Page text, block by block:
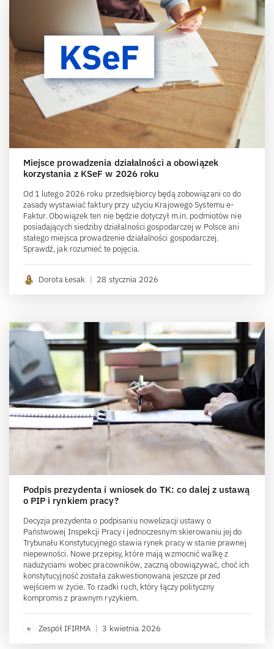
Miejsce prowadzenia działalności a obowiązek
korzystania z KSeF w 2026 roku
Od 1 lutego 2026 roku przedsiębiorcy będą zobowiązani co do
zasady wystawiać faktury przy użyciu Krajowego Systemu e-
Faktur. Obowiązek ten nie będzie dotyczył m.in. podmiotów nie
posiadających siedziby działalności gospodarczej w Polsce ani
stałego miejsca prowadzenie działalności gospodarczej.
Sprawdź, jak rozumieć te pojęcia.
Dorota Łesak | 28 stycznia 2026
Podpis prezydenta i wniosek do TK: co dalej z ustawą
o PIP i rynkiem pracy?
Decyzja prezydenta o podpisaniu nowelizacji ustawy o
Państwowej Inspekcji Pracy i jednoczesnym skierowaniu jej do
Trybunału Konstytucyjnego stawia rynek pracy w stanie prawnej
niepewności. Nowe przepisy, które mają wzmocnić walkę z
nadużyciami wobec pracowników, zaczną obowiązywać, choć ich
konstytucyjność została zakwestionowana jeszcze przed
wejściem w życie. To rzadki ruch, który łączy polityczny
kompromis z prawnym ryzykiem.
Zespół IFIRMA | 3 kwietnia 2026